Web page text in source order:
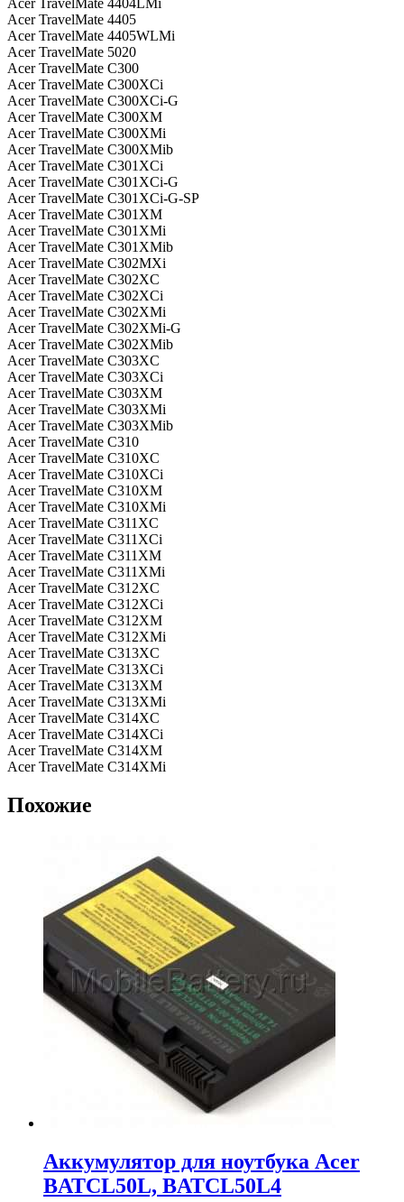
Acer TravelMate 4404LMi
Acer TravelMate 4405
Acer TravelMate 4405WLMi
Acer TravelMate 5020
Acer TravelMate C300
Acer TravelMate C300XCi
Acer TravelMate C300XCi-G
Acer TravelMate C300XM
Acer TravelMate C300XMi
Acer TravelMate C300XMib
Acer TravelMate C301XCi
Acer TravelMate C301XCi-G
Acer TravelMate C301XCi-G-SP
Acer TravelMate C301XM
Acer TravelMate C301XMi
Acer TravelMate C301XMib
Acer TravelMate C302MXi
Acer TravelMate C302XC
Acer TravelMate C302XCi
Acer TravelMate C302XMi
Acer TravelMate C302XMi-G
Acer TravelMate C302XMib
Acer TravelMate C303XC
Acer TravelMate C303XCi
Acer TravelMate C303XM
Acer TravelMate C303XMi
Acer TravelMate C303XMib
Acer TravelMate C310
Acer TravelMate C310XC
Acer TravelMate C310XCi
Acer TravelMate C310XM
Acer TravelMate C310XMi
Acer TravelMate C311XC
Acer TravelMate C311XCi
Acer TravelMate C311XM
Acer TravelMate C311XMi
Acer TravelMate C312XC
Acer TravelMate C312XCi
Acer TravelMate C312XM
Acer TravelMate C312XMi
Acer TravelMate C313XC
Acer TravelMate C313XCi
Acer TravelMate C313XM
Acer TravelMate C313XMi
Acer TravelMate C314XC
Acer TravelMate C314XCi
Acer TravelMate C314XM
Acer TravelMate C314XMi
Похожие
Аккумулятор для ноутбука Acer
BATCL50L, BATCL50L4